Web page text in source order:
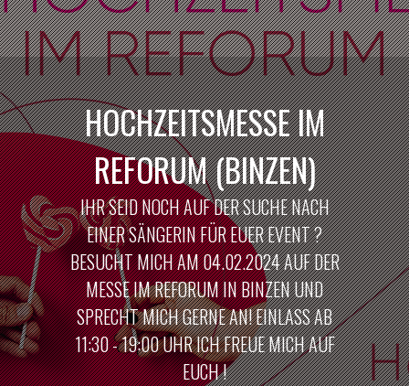
HOCHZEITSMESSE IM
REFORUM (BINZEN)
IHR SEID NOCH AUF DER SUCHE NACH
EINER SÄNGERIN FÜR EUER EVENT ?
BESUCHT MICH AM 04.02.2024 AUF DER
MESSE IM REFORUM IN BINZEN UND
SPRECHT MICH GERNE AN! EINLASS AB
11:30 - 19:00 UHR ICH FREUE MICH AUF
EUCH !